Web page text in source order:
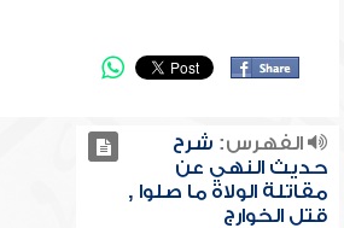
الفهرس: شرح
حديث النهي عن
مقاتلة الولاة ما صلوا ,
قتل الخوارج